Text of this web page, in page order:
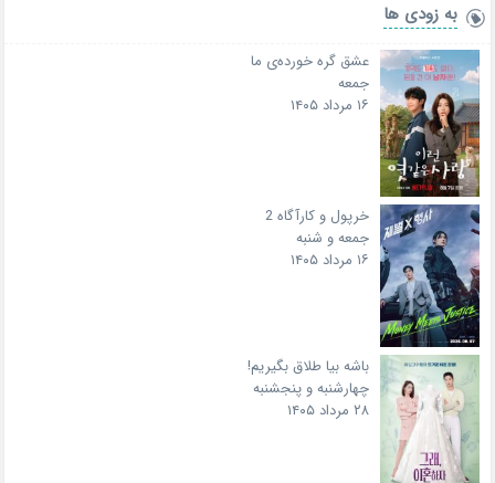
به زودی ها
عشق گره خورده‌ی ما
جمعه
۱۶ مرداد ۱۴۰۵
خرپول و کارآگاه 2
جمعه و شنبه
۱۶ مرداد ۱۴۰۵
باشه بیا طلاق بگیریم!
چهارشنبه و پنجشنبه
۲۸ مرداد ۱۴۰۵